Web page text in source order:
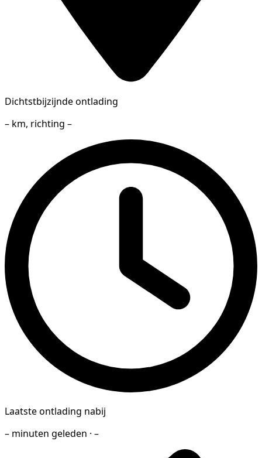
Dichtstbijzijnde ontlading
– km, richting –
Laatste ontlading nabij
– minuten geleden · –